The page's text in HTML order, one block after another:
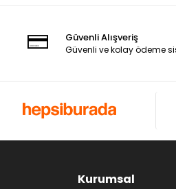
Güvenli Alışveriş
Güvenli ve kolay ödeme
Kurumsal